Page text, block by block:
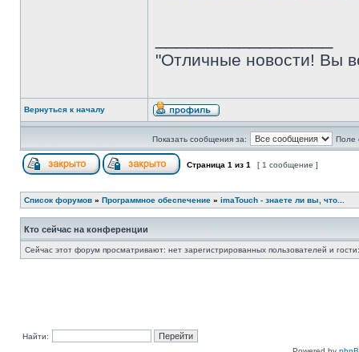
"Отличные новости! Вы
Вернуться к началу
Показать сообщения за: Поле
Страница 1 из 1 [ 1 сообщение ]
Список форумов » Программное обеспечение » imaTouch - знаете ли вы, что...
Кто сейчас на конференции
Сейчас этот форум просматривают: нет зарегистрированных пользователей и
Найти: